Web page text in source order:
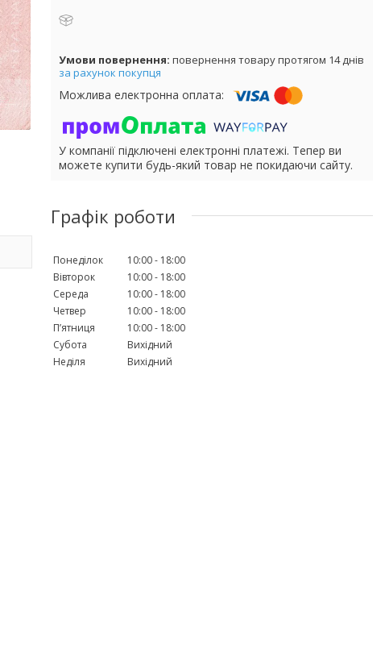
повернення товару протягом 14 днів
за рахунок покупця
У компанії підключені електронні платежі. Тепер ви
можете купити будь-який товар не покидаючи сайту.
Графік роботи
Понеділок 10:00
18:00
Вівторок
10:00
18:00
Середа
10:00
18:00
Четвер
10:00
18:00
Пʼятниця
10:00
18:00
Субота
Вихідний
Неділя
Вихідний